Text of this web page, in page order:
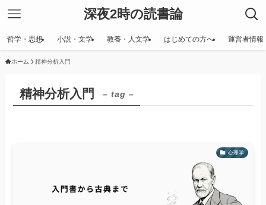
深夜2時の読書論
哲学・思想 小説・文学 教養・人文学 はじめての方へ 運営者情報
ホーム 精神分析入門
精神分析入門 – tag –
心理学